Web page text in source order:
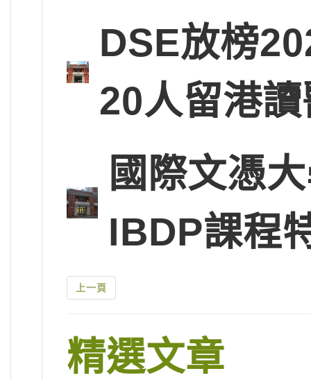
DSE放榜
20人留港
國際文憑
IBDP課程
上一頁
精選文章